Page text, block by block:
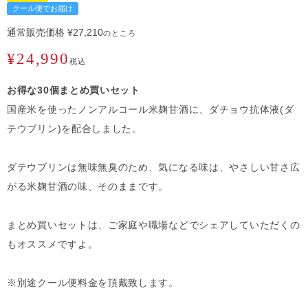
クール便でお届け
通常販売価格 ¥27,210のところ
¥24,990 税込
お得な30個まとめ買いセット
国産米を使ったノンアルコール米麹甘酒に、ダチョウ抗体液(ダ
テウブリン)を配合しました。
ダテウブリンは無味無臭のため、気になる味は、やさしい甘さ広
がる米麹甘酒の味、そのままです。
まとめ買いセットは、ご家庭や職場などでシェアしていただくの
もオススメですよ。
※別途クール便料金を頂戴致します。